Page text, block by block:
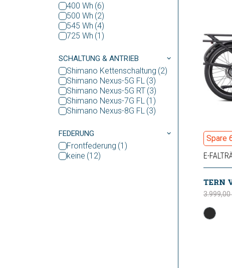
400 Wh
500 Wh
545 Wh
725 Wh
SCHALTUNG & ANTRIEB
Shimano Kettenschaltung
Shimano Nexus-5G FL
Shimano Nexus-5G RT
Shimano Nexus-7G FL
Shimano Nexus-8G FL
FEDERUNG
Frontfederung
keine
Spare
E-
3.999,00